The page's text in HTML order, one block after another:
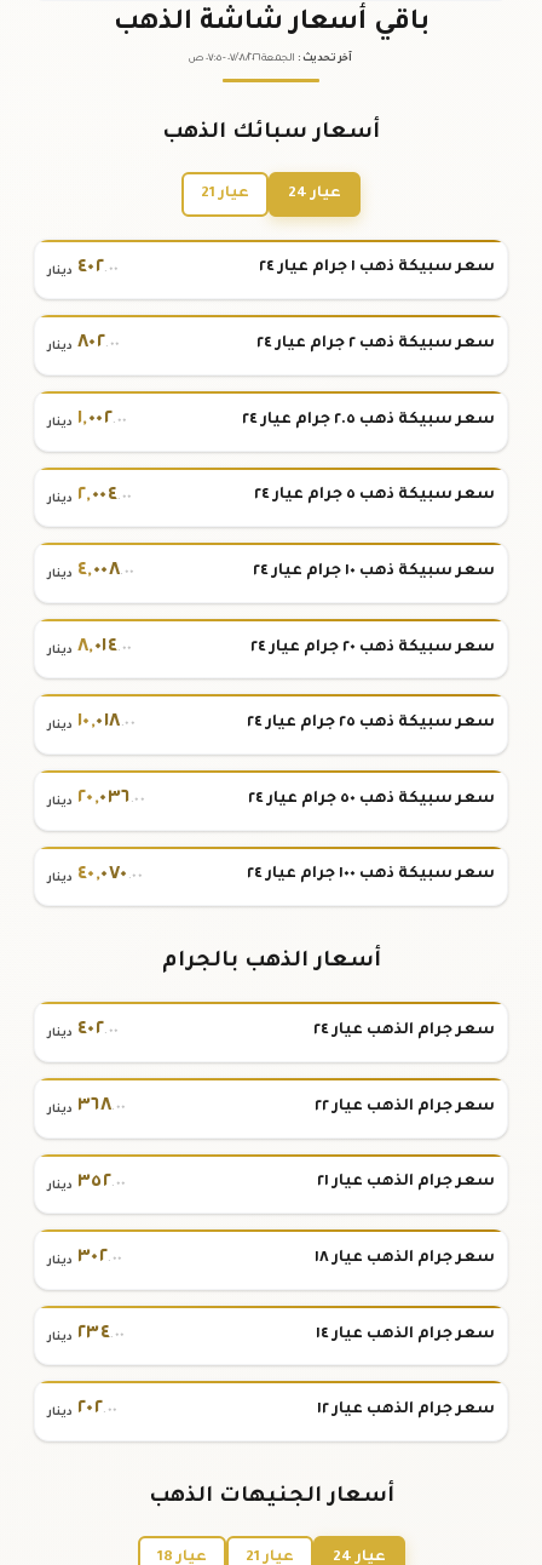
باقي أسعار شاشة الذهب
آخر تحديث : الجمعة ٠٧ /٠٨/٢٠٢٦ - ٠٧:٠٥ ص
أسعار سبائك الذهب
عيار 24 عيار 21
سعر سبيكة ذهب ١ جرام عيار ٢٤ ٤٠٢.٠٠ دينار
سعر سبيكة ذهب ٢ جرام عيار ٢٤ ٨٠٢.٠٠ دينار
سعر سبيكة ذهب ٢.٥ جرام عيار ٢٤ ١,٠٠٢.٠٠ دينار
سعر سبيكة ذهب ٥ جرام عيار ٢٤ ٢,٠٠٤.٠٠ دينار
سعر سبيكة ذهب ١٠ جرام عيار ٢٤ ٤,٠٠٨.٠٠ دينار
سعر سبيكة ذهب ٢٠ جرام عيار ٢٤ ٨,٠١٤.٠٠ دينار
سعر سبيكة ذهب ٢٥ جرام عيار ٢٤ ١٠,٠١٨.٠٠ دينار
سعر سبيكة ذهب ٥٠ جرام عيار ٢٤ ٢٠,٠٣٦.٠٠ دينار
سعر سبيكة ذهب ١٠٠ جرام عيار ٢٤ ٤٠,٠٧٠ .٠٠ دينار
أسعار الذهب بالجرام
سعر جرام الذهب عيار ٢٤ ٤٠٢.٠٠ دينار
سعر جرام الذهب عيار ٢٢ ٣٦٨.٠٠ دينار
سعر جرام الذهب عيار ٢١ ٣٥٢.٠٠ دينار
سعر جرام الذهب عيار ١٨ ٣٠٢.٠٠ دينار
سعر جرام الذهب عيار ١٤ ٢٣٤.٠٠ دينار
سعر جرام الذهب عيار ١٢ ٢٠٢.٠٠ دينار
أسعار الجنيهات الذهب
عيار 24 عيار 21 عيار 18